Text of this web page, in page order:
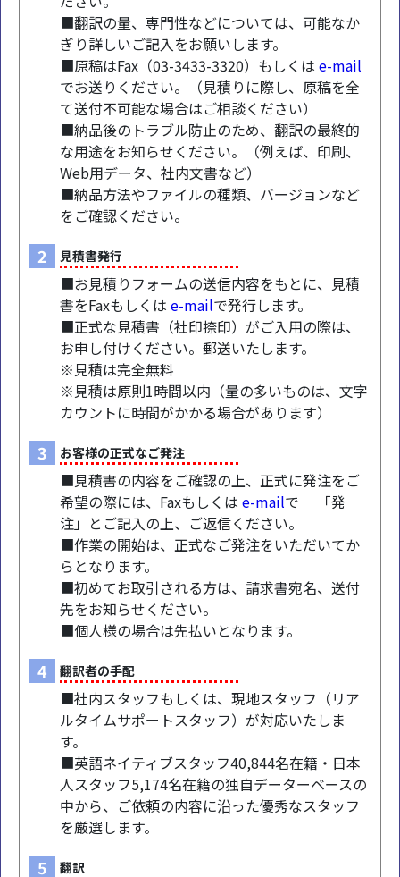
■翻訳の量、専門性などについては、可能なか
ぎり詳しいご記入をお願いします。
■原稿はFax（03-3433-3320）もしくは e-mail
でお送りください。（見積りに際し、原稿を全
て送付不可能な場合はご相談ください）
■納品後のトラブル防止のため、翻訳の最終的
な用途をお知らせください。（例えば、印刷、
Web用データ、社内文書など）
■納品方法やファイルの種類、バージョンなど
をご確認ください。
2 見積書発行
■お見積りフォームの送信内容をもとに、見積
書をFaxもしくは e-mailで発行します。
■正式な見積書（社印捺印）がご入用の際は、
お申し付けください。郵送いたします。
※見積は完全無料
※見積は原則1時間以内（量の多いものは、文字
カウントに時間がかかる場合があります）
3 お客様の正式なご発注
■見積書の内容をご確認の上、正式に発注をご
希望の際には、Faxもしくは e-mailで 「発
注」とご記入の上、ご返信ください。
■作業の開始は、正式なご発注をいただいてか
らとなります。
■初めてお取引される方は、請求書宛名、送付
先をお知らせください。
■個人様の場合は先払いとなります。
4 翻訳者の手配
■社内スタッフもしくは、現地スタッフ（リア
ルタイムサポートスタッフ）が対応いたしま
す。
■英語ネイティブスタッフ40,844名在籍・日本
人スタッフ5,174名在籍の独自データーベースの
中から、ご依頼の内容に沿った優秀なスタッフ
を厳選します。
5 翻訳